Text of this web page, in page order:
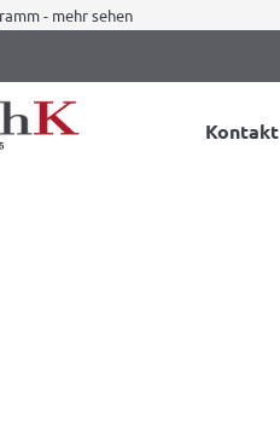
- mehr sehen
Kontakt